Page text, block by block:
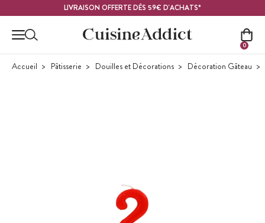
LIVRAISON OFFERTE DÈS 59€ D'ACHATS*
0
Accueil Pâtisserie Douilles et Décorations Décoration Gâteau